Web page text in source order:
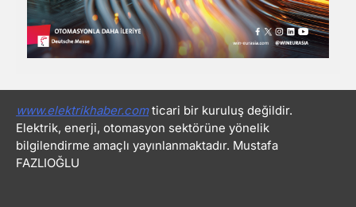
www.elektrikhaber.comticari bir kuruluş değildir.
Elektrik, enerji, otomasyon sektörüne yönelik
bilgilendirme amaçlı yayınlanmaktadır. Mustafa
FAZLIOĞLU